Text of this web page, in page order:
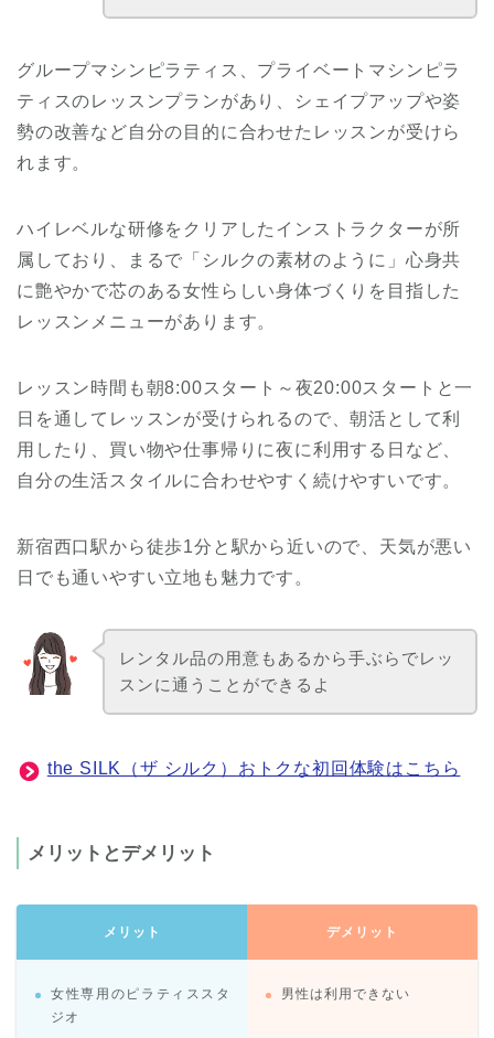
グループマシンピラティス、プライベートマシンピラ
ティスのレッスンプランがあり、シェイプアップや姿
勢の改善など自分の目的に合わせたレッスンが受けら
れます。
ハイレベルな研修をクリアしたインストラクターが所
属しており、まるで「シルクの素材のように」心身共
に艶やかで芯のある女性らしい身体づくりを目指した
レッスンメニューがあります。
レッスン時間も朝8:00スタート～夜20:00スタートと一
日を通してレッスンが受けられるので、朝活として利
用したり、買い物や仕事帰りに夜に利用する日など、
自分の生活スタイルに合わせやすく続けやすいです。
新宿西口駅から徒歩1分と駅から近いので、天気が悪い
日でも通いやすい立地も魅力です。
レンタル品の用意もあるから手ぶらでレッ
スンに通うことができるよ
the SILK（ザ シルク）おトクな初回体験はこちら
メリットとデメリット
メリット
女性専用のピラティススタ
ジオ
デメリット
男性は利用できない